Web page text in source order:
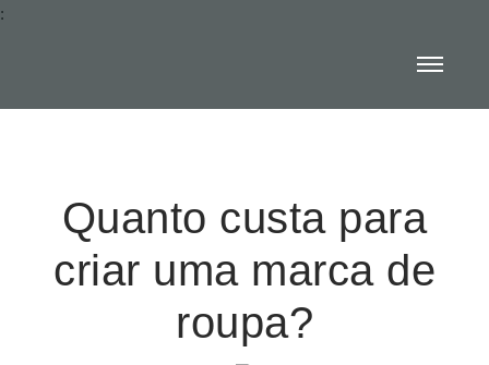
:
Quanto custa para
criar uma marca de
roupa?